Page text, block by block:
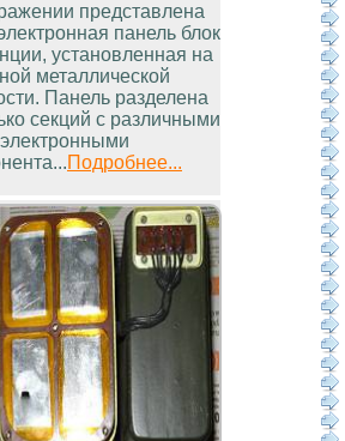
представлена
панель блок
установленная на
металлической
Панель разделена
секций с различными
электронными
Подробнее...